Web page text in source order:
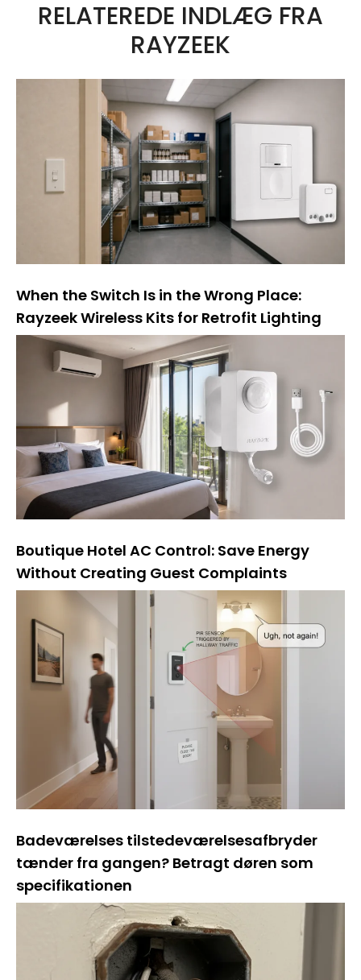
a
RELATEREDE INDLÆG FRA
RAYZEEK
When the Switch Is in the Wrong Place:
Rayzeek Wireless Kits for Retrofit Lighting
Boutique Hotel AC Control: Save Energy
Without Creating Guest Complaints
Badeværelses tilstedeværelsesafbryder
tænder fra gangen? Betragt døren som
specifikationen